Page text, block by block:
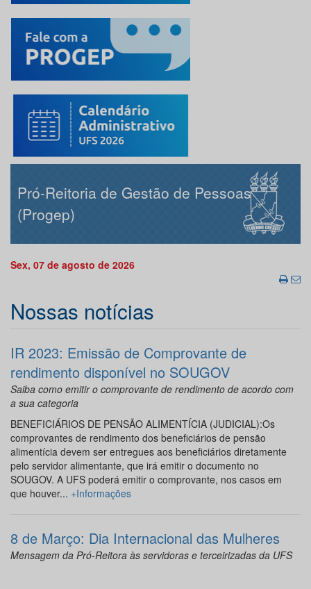
Pró-Reitoria de Gestão de Pessoas
(Progep)
Sex, 07 de agosto de 2026
Nossas notícias
IR 2023: Emissão de Comprovante de
rendimento disponível no SOUGOV
Saiba como emitir o comprovante de rendimento de acordo com
a sua categoria
BENEFICIÁRIOS DE PENSÃO ALIMENTÍCIA (JUDICIAL):Os
comprovantes de rendimento dos beneficiários de pensão
alimentícia devem ser entregues aos beneficiários diretamente
pelo servidor alimentante, que irá emitir o documento no
SOUGOV. A UFS poderá emitir o comprovante, nos casos em
que houver... +Informações
8 de Março: Dia Internacional das Mulheres
Mensagem da Pró-Reitora às servidoras e terceirizadas da UFS